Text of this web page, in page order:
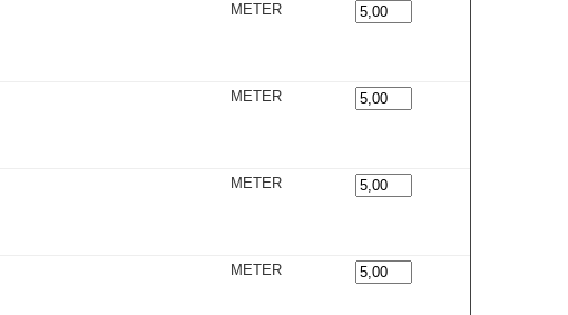
METER
METER
METER
METER